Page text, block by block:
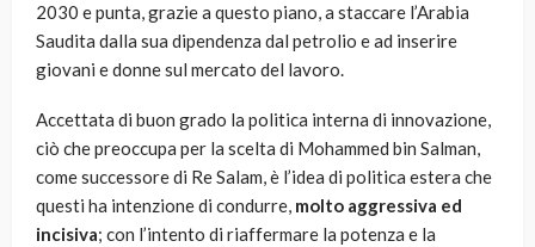
2030 e punta, grazie a questo piano, a staccare l’Arabia
Saudita dalla sua dipendenza dal petrolio e ad inserire
giovani e donne sul mercato del lavoro.
Accettata di buon grado la politica interna di innovazione,
ciò che preoccupa per la scelta di Mohammed bin Salman,
come successore di Re Salam, è l’idea di politica estera che
questi ha intenzione di condurre, molto aggressiva ed
incisiva; con l’intento di riaffermare la potenza e la